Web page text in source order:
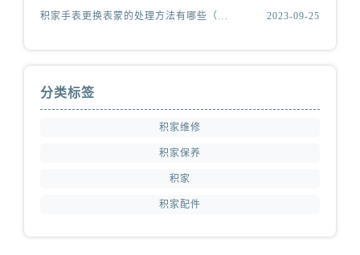
2023-09-25
分类标签
积家维修
积家保养
积家
积家配件